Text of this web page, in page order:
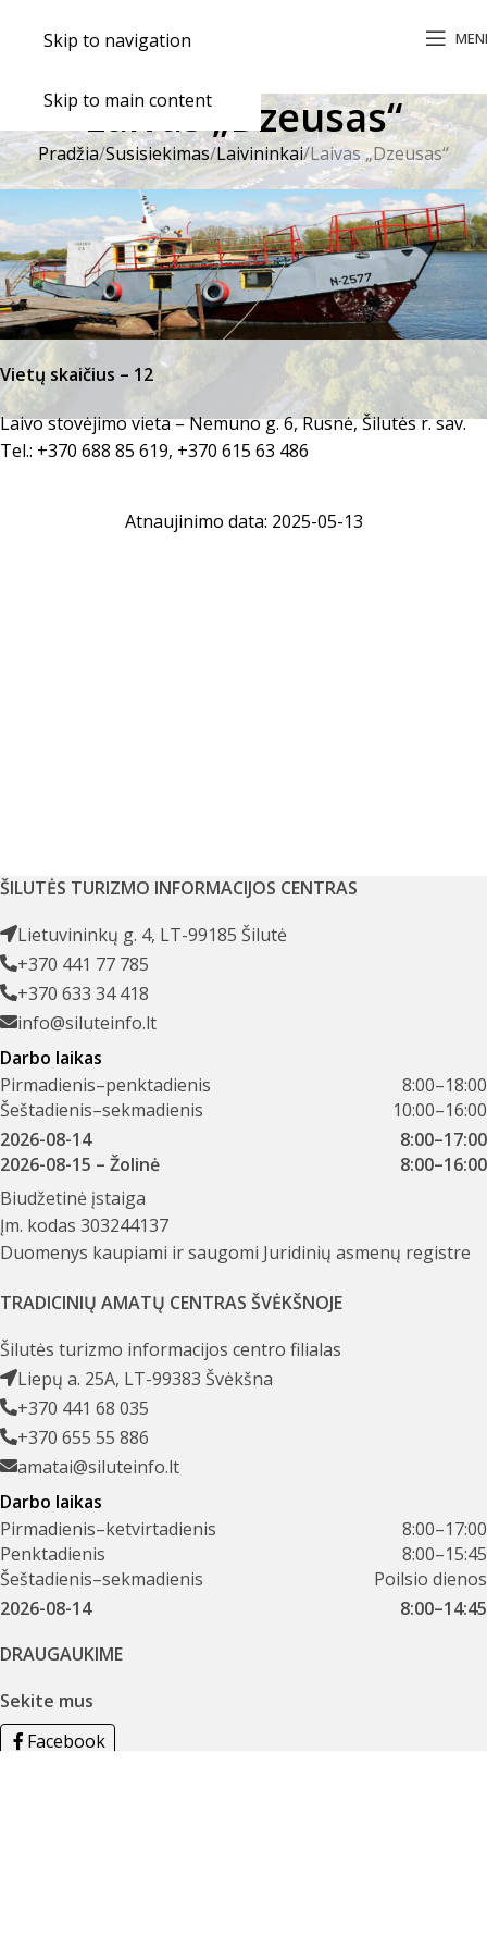
Skip to navigation
Skip to main content
Laivas „Dzeusas“
Pradžia Susisiekimas Laivininkai Laivas „Dzeusas“
Vietų skaičius – 12
Laivo stovėjimo vieta – Nemuno g. 6, Rusnė, Šilutės r. sav.
Tel.: +370 688 85 619, +370 615 63 486
Atnaujinimo data: 2025-05-13
ŠILUTĖS TURIZMO INFORMACIJOS CENTRAS
Lietuvininkų g. 4, LT-99185 Šilutė
+370 441 77 785
+370 633 34 418
info@siluteinfo.lt
Darbo laikas
Pirmadienis–penktadienis
8:00–18:00
Šeštadienis–sekmadienis
10:00–16:00
2026-08-14
8:00–17:00
2026-08-15 – Žolinė
8:00–16:00
Biudžetinė įstaiga
Įm. kodas 303244137
Duomenys kaupiami ir saugomi Juridinių asmenų registre
TRADICINIŲ AMATŲ CENTRAS ŠVĖKŠNOJE
Šilutės turizmo informacijos centro filialas
Liepų a. 25A, LT-99383 Švėkšna
+370 441 68 035
+370 655 55 886
amatai@siluteinfo.lt
Darbo laikas
Pirmadienis–ketvirtadienis
8:00–17:00
Penktadienis
8:00–15:45
Šeštadienis–sekmadienis
Poilsio dienos
2026-08-14
8:00–14:45
DRAUGAUKIME
Sekite mus
Facebook